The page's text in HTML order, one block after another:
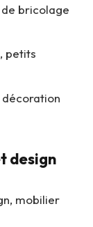
de bricolage
petits
décoration
design
mobilier